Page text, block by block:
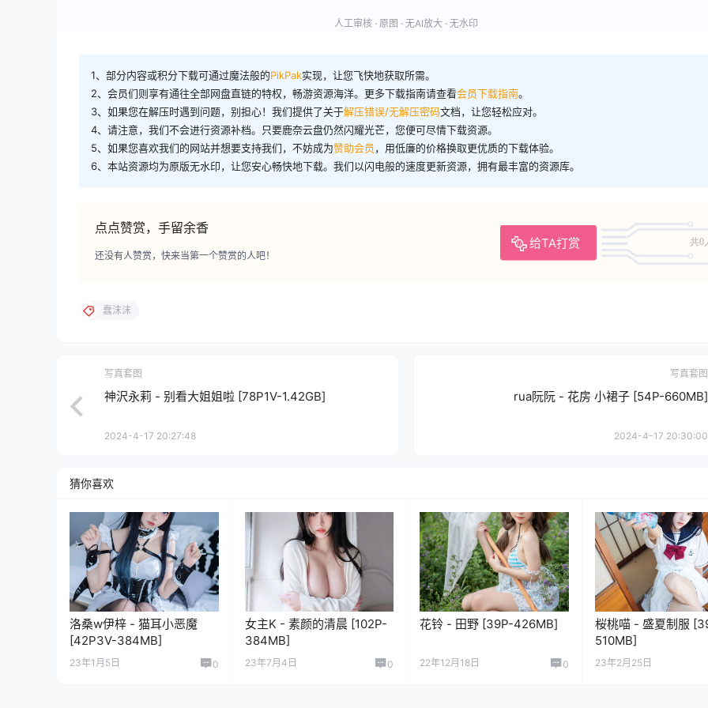
人工审核 · 原图 · 无AI放大 · 无水印
1、部分内容或积分下载可通过魔法般的PikPak实现，让您飞快地获取所需。
2、会员们则享有通往全部网盘直链的特权，畅游资源海洋。更多下载指南请查看会员下载指南。
3、如果您在解压时遇到问题，别担心！我们提供了关于解压错误/无解压密码文档，让您轻松应对。
4、请注意，我们不会进行资源补档。只要鹿奈云盘仍然闪耀光芒，您便可尽情下载资源。
5、如果您喜欢我们的网站并想要支持我们，不妨成为赞助会员，用低廉的价格换取更优质的下载体验。
6、本站资源均为原版无水印，让您安心畅快地下载。我们以闪电般的速度更新资源，拥有最丰富的资源库。
点点赞赏，手留余香
给TA打赏 共0
还没有人赞赏，快来当第一个赞赏的人吧！
蠢沫沫
写真套图
神沢永莉 - 别看大姐姐啦 [78P1V-1.42GB]
2024-4-17 20:27:48
写真套图
rua阮阮 - 花房 小裙子 [54P-660MB]
2024-4-17 20:30:00
猜你喜欢
洛桑w伊梓 - 猫耳小恶魔
[42P3V-384MB]
23年1月5日 0
女主K - 素颜的清晨 [102P-
384MB]
23年7月4日 0
花铃 - 田野 [39P-426MB]
22年12月18日 0
桜桃喵 - 盛夏制服
510MB]
23年2月25日